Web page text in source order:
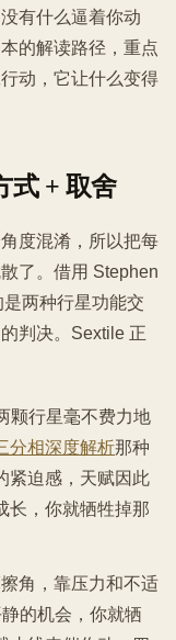
有什么逼着你动
的解读路径，重点
动，它让什么变得
式 + 取舍
度混淆，所以把每
了。借用 Stephen
两种行星功能交
判决。Sextile 正
颗行星毫不费力地
分相深度解析那种
紧迫感，天赋因此
长，你就牺牲掉那
角，靠压力和不适
的机会，你就牺